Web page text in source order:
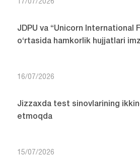
17/07/2026
JDPU va “Unicorn International
o‘rtasida hamkorlik hujjatlari
16/07/2026
Jizzaxda test sinovlarining
etmoqda
15/07/2026